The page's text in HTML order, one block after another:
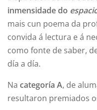
inmensidade do
mais cun poema da
convida á lectura e á
como fonte de saber,
día a día.
Na categoría A, de
resultaron premiados